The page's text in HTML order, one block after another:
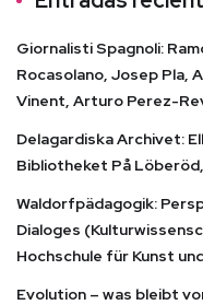
Giornalisti Spagnoli:
Rocasolano, Josep Pla,
Vinent, Arturo Perez-
Delagardiska Archivet:
Bibliotheket På
Waldorfpädagogik:
Dialoges
Hochschule für Kunst
Evolution – was bleibt